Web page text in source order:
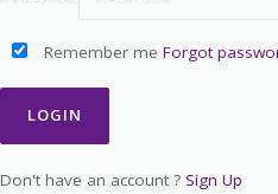
Remember me Forgot
Don't have an account ? Sign Up